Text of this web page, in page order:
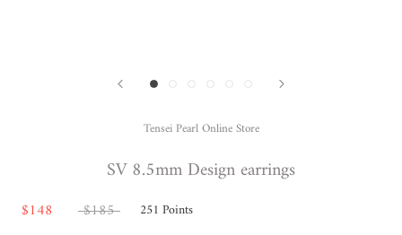
Tensei Pearl Online Store
SV 8.5mm Design earrings
$148 $185 251 Points